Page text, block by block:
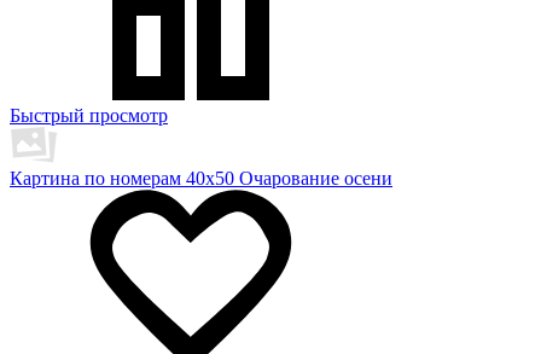
Быстрый просмотр
Картина по номерам 40х50 Очарование осени